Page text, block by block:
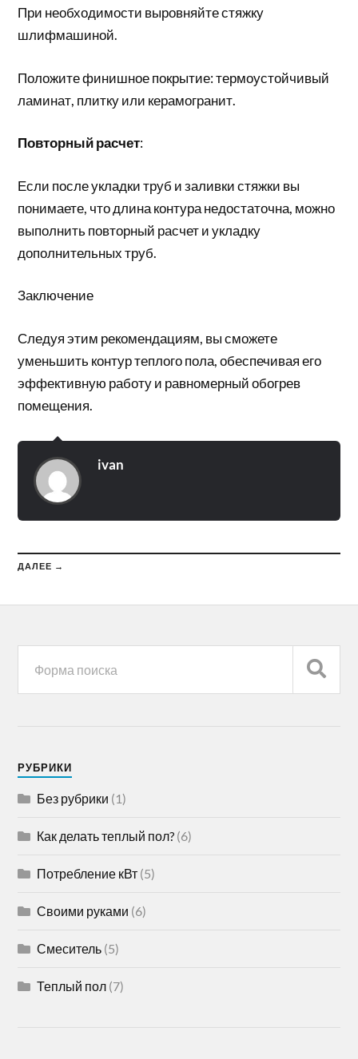
При необходимости выровняйте стяжку
шлифмашиной.
Положите финишное покрытие: термоустойчивый
ламинат, плитку или керамогранит.
Повторный расчет:
Если после укладки труб и заливки стяжки вы
понимаете, что длина контура недостаточна, можно
выполнить повторный расчет и укладку
дополнительных труб.
Заключение
Следуя этим рекомендациям, вы сможете
уменьшить контур теплого пола, обеспечивая его
эффективную работу и равномерный обогрев
помещения.
ivan
ДАЛЕЕ →
РУБРИКИ
Без рубрики (1)
Как делать теплый пол? (6)
Потребление кВт (5)
Своими руками (6)
Смеситель (5)
Теплый пол (7)